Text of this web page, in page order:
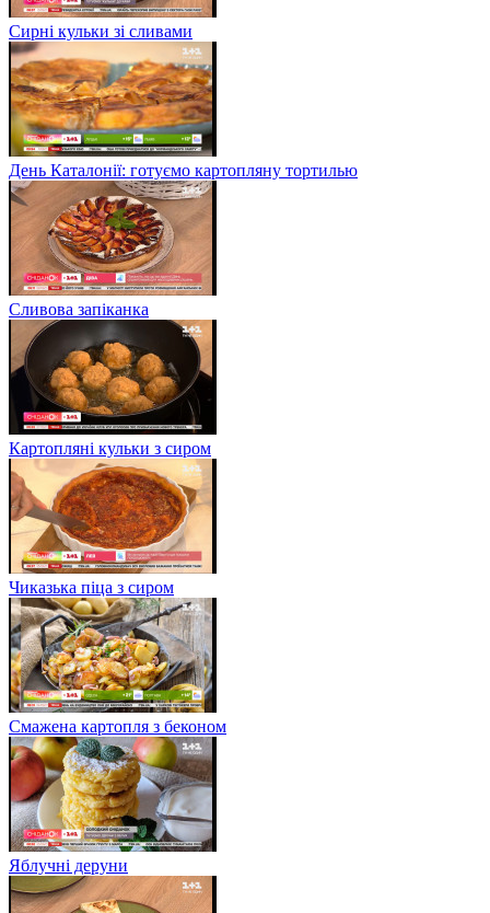
Сирні кульки зі сливами
День Каталонії: готуємо картопляну тортилью
Сливова запіканка
Картопляні кульки з сиром
Чиказька піца з сиром
Смажена картопля з беконом
Яблучні деруни